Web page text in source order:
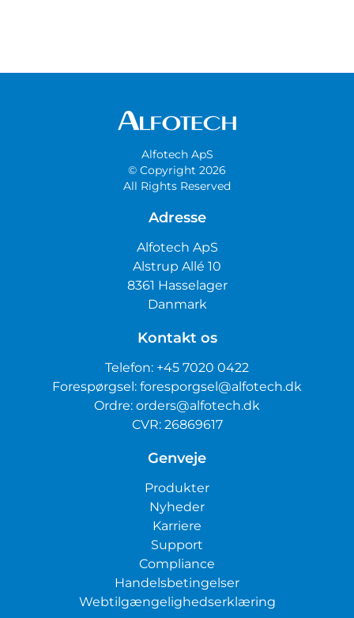
Alfotech ApS
© Copyright 2026
All Rights Reserved
Adresse
Alfotech ApS
Alstrup Allé 10
8361 Hasselager
Danmark
Kontakt os
Telefon: +45 7020 0422
Forespørgsel: foresporgsel@alfotech.dk
Ordre: orders@alfotech.dk
CVR: 26869617
Genveje
Produkter
Nyheder
Karriere
Support
Compliance
Handelsbetingelser
Webtilgængelighedserklæring